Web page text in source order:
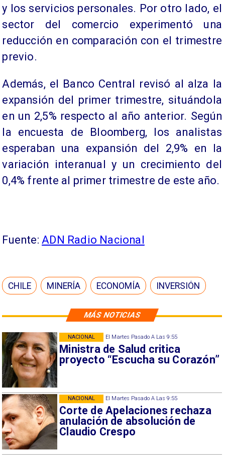
MÁS NOTICIAS
El Martes Pasado A Las 9:55
Ministra de Salud critica
proyecto “Escucha su Corazón”
NACIONAL
El Martes Pasado A Las 9:55
Corte de Apelaciones rechaza
anulación de absolución de
Claudio Crespo
NACIONAL
y los servicios personales. Por otro lado, el
sector del comercio experimentó una
reducción en comparación con el trimestre
previo.
Además, el Banco Central revisó al alza la
expansión del primer trimestre, situándola
en un 2,5% respecto al año anterior. Según
la encuesta de Bloomberg, los analistas
esperaban una expansión del 2,9% en la
variación interanual y un crecimiento del
0,4% frente al primer trimestre de este año.
Fuente: ADN Radio Nacional
CHILE MINERÍA ECONOMÍA INVERSIÓN